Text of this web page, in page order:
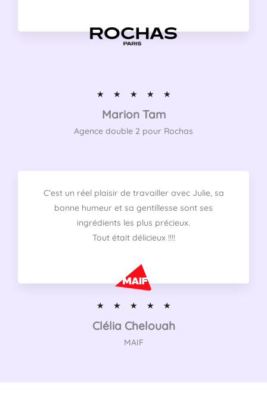
☆ ☆ ☆ ☆ ☆N
r
5
Marion Tam​
Agence double 2 pour Rochas​
C’est un réel plaisir de travailler avec Julie, sa
bonne humeur et sa gentillesse sont ses
ingrédients les plus précieux.
Tout était délicieux !!!!
☆ ☆ ☆ ☆ ☆N
o
Clélia Chelouah
MAIF